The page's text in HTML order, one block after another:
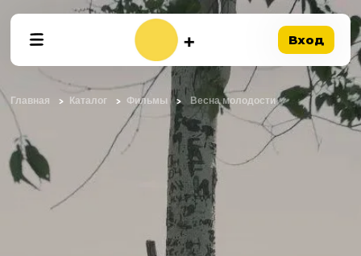
Вход
Главная Каталог Фильмы Весна молодости